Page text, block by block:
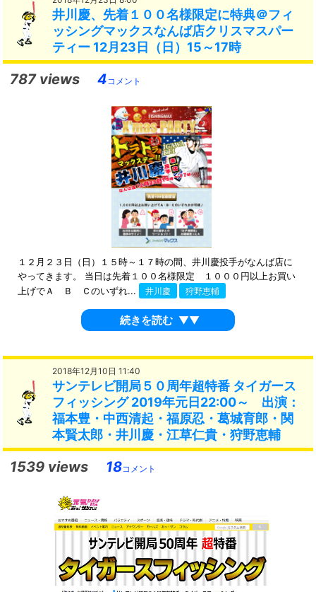
井川慶、先着１００名様限定に特典＠フィ
ッシングマックスなんば店クリスマスパー
ティー 12月23日（日）15～17時
787 views 4 コメント
１２月２３日（日）１５時～１７時の間、井川慶投手がなんば店に
やってきます。 当日は先着１００名様限定 １０００円以上お買い
上げでＡ Ｂ Ｃのいずれ...
井川慶 狩野恵輔
続きを読む ▼▼
2018年12月10日 11:40
サンテレビ開局５０周年超特番 タイガース
フィッシング 2019年元日22:00～ 出演：
福本豊・中西清起・福原忍・葛城育郎・関
本賢太郎・井川慶・江草仁貴・狩野恵輔
1539 views 18コメント